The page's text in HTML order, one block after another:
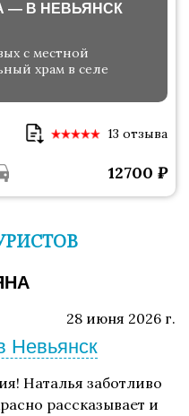
— В НЕВЬЯНСК
с местной
храм в селе
13 отзыва
12700 ₽
28 июня 2026 г.
Невьянск
Наталья заботливо
рассказывает и